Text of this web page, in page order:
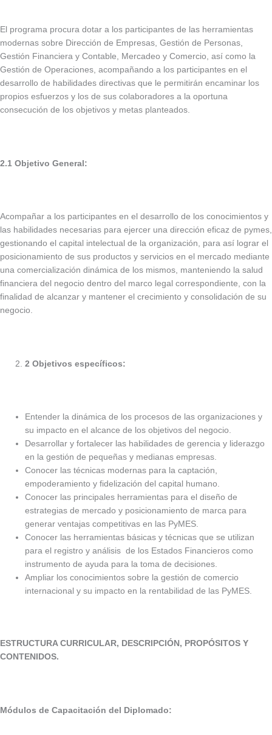
El programa procura dotar a los participantes de las herramientas
modernas sobre Dirección de Empresas, Gestión de Personas,
Gestión Financiera y Contable, Mercadeo y Comercio, así como la
Gestión de Operaciones, acompañando a los participantes en el
desarrollo de habilidades directivas que le permitirán encaminar los
propios esfuerzos y los de sus colaboradores a la oportuna
consecución de los objetivos y metas planteados.
2.1 Objetivo General:
Acompañar a los participantes en el desarrollo de los conocimientos y
las habilidades necesarias para ejercer una dirección eficaz de pymes,
gestionando el capital intelectual de la organización, para así lograr el
posicionamiento de sus productos y servicios en el mercado mediante
una comercialización dinámica de los mismos, manteniendo la salud
financiera del negocio dentro del marco legal correspondiente, con la
finalidad de alcanzar y mantener el crecimiento y consolidación de su
negocio.
2Objetivos específicos:
Entender la dinámica de los procesos de las organizaciones y
su impacto en el alcance de los objetivos del negocio.
Desarrollar y fortalecer las habilidades de gerencia y liderazgo
en la gestión de pequeñas y medianas empresas.
Conocer las técnicas modernas para la captación,
empoderamiento y fidelización del capital humano.
Conocer las principales herramientas para el diseño de
estrategias de mercado y posicionamiento de marca para
generar ventajas competitivas en las PyMES.
Conocer las herramientas básicas y técnicas que se utilizan
para el registro y análisis de los Estados Financieros como
instrumento de ayuda para la toma de decisiones.
Ampliar los conocimientos sobre la gestión de comercio
internacional y su impacto en la rentabilidad de las PyMES.
ESTRUCTURA CURRICULAR, DESCRIPCIÓN, PROPÓSITOS Y
CONTENIDOS.
Módulos de Capacitación del Diplomado: